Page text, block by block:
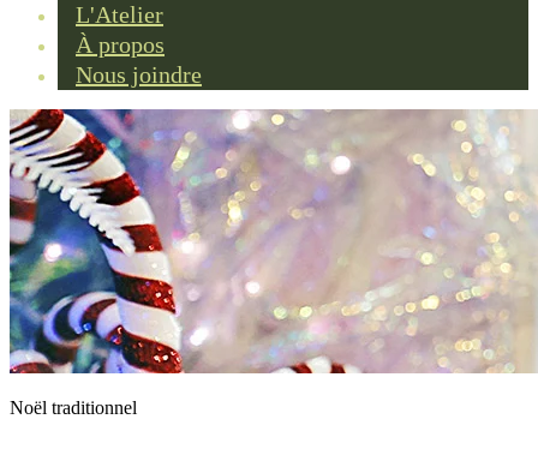
L'Atelier
À propos
Nous joindre
Noël traditionnel